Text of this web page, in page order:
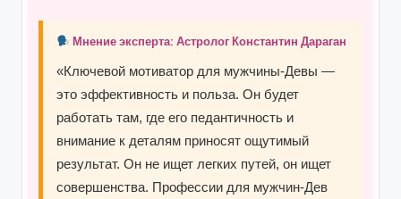
Мнение эксперта: Астролог Константин Дараган
«Ключевой мотиватор для мужчины-Девы —
это эффективность и польза. Он будет
работать там, где его педантичность и
внимание к деталям приносят ощутимый
результат. Он не ищет легких путей, он ищет
совершенства. Профессии для мужчин-Дев